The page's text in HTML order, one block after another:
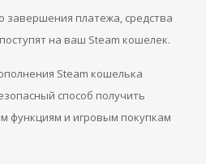
завершения платежа, средства
на ваш Steam кошелек.
Steam кошелька
способ получить
функциям и игровым покупкам